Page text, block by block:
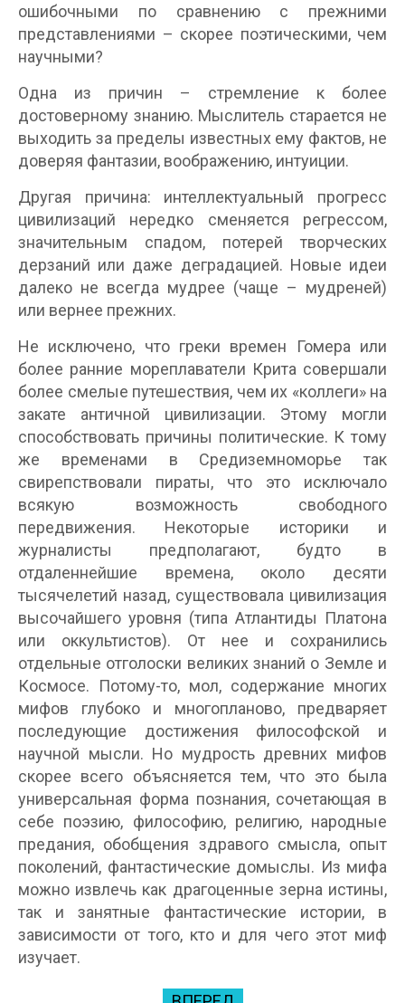
ошибочными по сравнению с прежними
представлениями – скорее поэтическими, чем
научными?
Одна из причин – стремление к более
достоверному знанию. Мыслитель старается не
выходить за пределы известных ему фактов, не
доверяя фантазии, воображению, интуиции.
Другая причина: интеллектуальный прогресс
цивилизаций нередко сменяется регрессом,
значительным спадом, потерей творческих
дерзаний или даже деградацией. Новые идеи
далеко не всегда мудрее (чаще – мудреней)
или вернее прежних.
Не исключено, что греки времен Гомера или
более ранние мореплаватели Крита совершали
более смелые путешествия, чем их «коллеги» на
закате античной цивилизации. Этому могли
способствовать причины политические. К тому
же временами в Средиземноморье так
свирепствовали пираты, что это исключало
всякую возможность свободного
передвижения. Некоторые историки и
журналисты предполагают, будто в
отдаленнейшие времена, около десяти
тысячелетий назад, существовала цивилизация
высочайшего уровня (типа Атлантиды Платона
или оккультистов). От нее и сохранились
отдельные отголоски великих знаний о Земле и
Космосе. Потому-то, мол, содержание многих
мифов глубоко и многопланово, предваряет
последующие достижения философской и
научной мысли. Но мудрость древних мифов
скорее всего объясняется тем, что это была
универсальная форма познания, сочетающая в
себе поэзию, философию, религию, народные
предания, обобщения здравого смысла, опыт
поколений, фантастические домыслы. Из мифа
можно извлечь как драгоценные зерна истины,
так и занятные фантастические истории, в
зависимости от того, кто и для чего этот миф
изучает.